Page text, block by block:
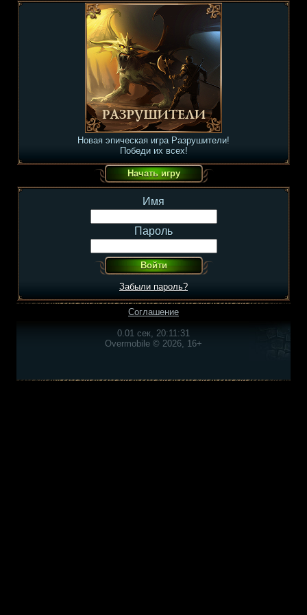
Новая эпическая игра Разрушители!
Победи их всех!
Имя
Пароль
Забыли пароль?
Соглашение
0.01 сек, 20:11:31
Overmobile © 2026, 16+